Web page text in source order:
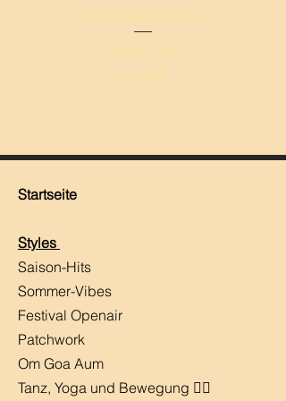
mit breitem Schlag
Preis
49,00 CHF
inkl. MwSt.
Startseite
Styles
Saison-Hits
​Sommer-Vibes
Festival Openair
Patchwork
Om Goa Aum
Tanz, Yoga und Bewegung 🧘‍♀️